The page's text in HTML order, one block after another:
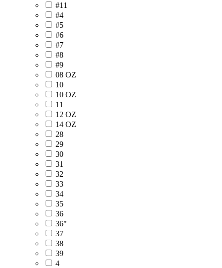
#11
#4
#5
#6
#7
#8
#9
08 OZ
10
10 OZ
11
12 OZ
14 OZ
28
29
30
31
32
33
34
35
36
36"
37
38
39
4